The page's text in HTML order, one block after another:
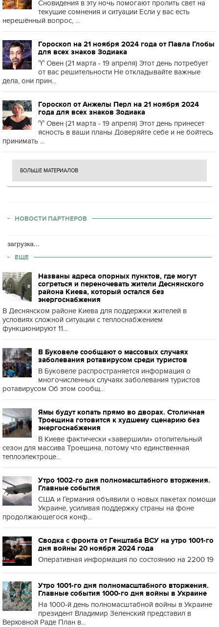
Сновидения в эту ночь помогают пролить свет на
текущие сомнения и ситуации Если у вас есть
нерешённый вопрос, ...
Гороскоп на 21 ноября 2024 года от Павла Глобы
для всех знаков Зодиака
♈️ Овен (21 марта - 19 апреля) Этот день потребует
от вас решительности Не откладывайте важные
дела, они прин...
Гороскоп от Анжелы Перл на 21 ноября 2024
года для всех знаков Зодиака
♈️ Овен (21 марта - 19 апреля) Этот день принесет
ясность в ваши планы Доверяйте себе и не бойтесь
принимать ...
БОЛЬШЕ МАТЕРИАЛОВ
НОВОСТИ ПАРТНЕРОВ
загрузка...
ЕЩЕ
Названы адреса опорных пунктов, где могут
согреться и переночевать жители Деснянского
района Киева, который остался без
энергоснабжения
В Деснянском районе Киева для поддержки жителей в
условиях сложной ситуации с теплоснабжением
функционируют 11...
В Буковеле сообщают о массовых случаях
заболевания ротавирусом среди туристов
В Буковеле распространяется информация о
многочисленных случаях заболевания туристов
ротавирусом Об этом сообщ...
Ямы будут копать прямо во дворах. Столичная
Троещина готовится к худшему сценарию без
энергоснабжения
В Киеве фактически «завершили» отопительный
сезон для массива Троещина, потому что единственная
теплоэлектроце...
Утро 1002-го дня полномасштабного вторжения.
Главные события
США и Германия объявили о новых пакетах помощи
Украине, усиливая поддержку страны на фоне
продолжающегося конф...
Сводка с фронта от Генштаба ВСУ на утро 1001-го
дня войны 20 ноября 2024 года
Оперативная информация по состоянию на 2200 19
Утро 1001-го дня полномасштабного вторжения.
Главные события 1000-го дня войны в Украине
На 1000-й день полномасштабной войны в Украине
президент Владимир Зеленский представил в
Верховной Раде План в...